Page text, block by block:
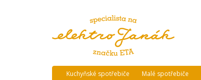
Kuchyňské spotřebiče Malé spotřebiče